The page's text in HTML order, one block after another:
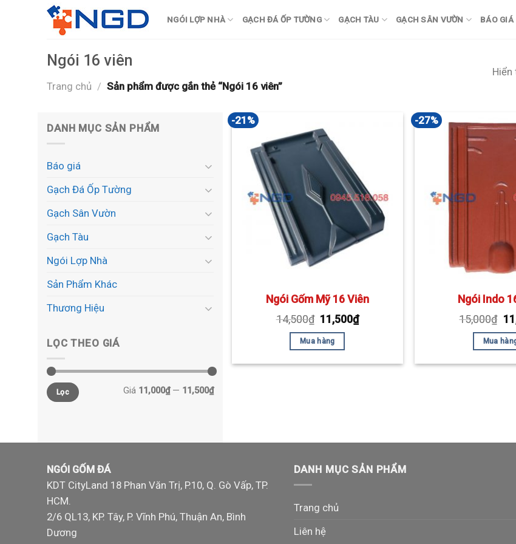
NGÓI LỢP NHÀ GẠCH ĐÁ ỐP TƯỜNG GẠCH TÀU GẠCH SÂN VƯỜN BÁO GIÁ
Ngói 16 viên
Trang chủ / Sản phẩm được gắn thẻ “Ngói 16 viên”
Hiển
DANH MỤC SẢN PHẨM
Báo giá
Gạch Đá Ốp Tường
Gạch Sân Vườn
Gạch Tàu
Ngói Lợp Nhà
Sản Phẩm Khác
Thương Hiệu
LỌC THEO GIÁ
Lọc Giá 11,000₫— 11,500₫
-21%
Ngói Gốm Mỹ 16 Viên
14,500₫ 11,500₫
Mua hàng
-27%
Ngói Indo
15,000₫
Mua
NGÓI GỐM ĐÁ
KDT CityLand 18 Phan Văn Trị, P.10, Q. Gò Vấp, TP.
HCM.
2/6 QL13, KP. Tây, P. Vĩnh Phú, Thuận An, Bình
Dương
DANH MỤC SẢN PHẨM
Trang chủ
Liên hệ